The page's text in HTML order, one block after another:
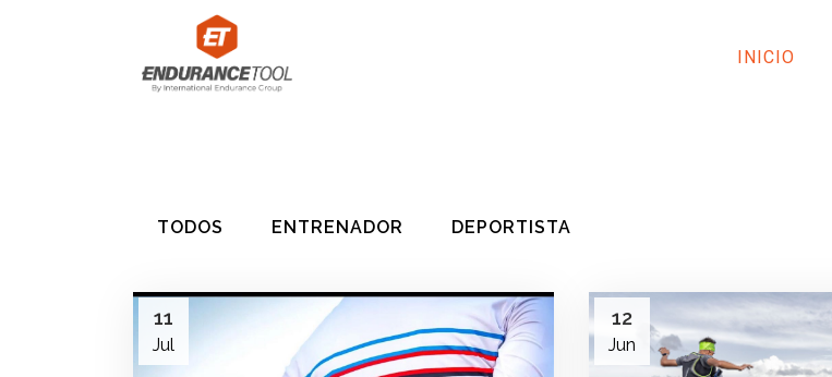
INICIO
DEPORTISTA
ENTRENADOR
11
Jul
12
Jun